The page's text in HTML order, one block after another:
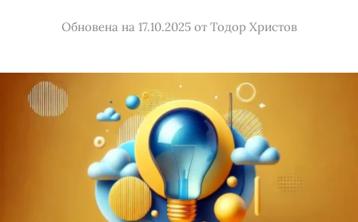
Обновена на 17.10.2025от Тодор Христов